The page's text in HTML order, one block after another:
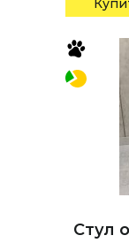
Стул